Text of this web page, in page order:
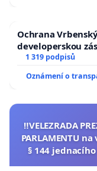
Ochrana
developerskou
1 319 podpisů
Oznámení o
‼️VELEZRADA
PARLAMENTU
§ 144